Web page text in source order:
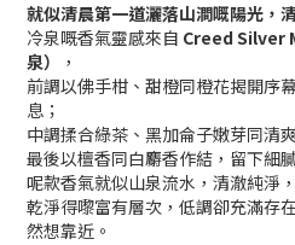
就似清晨第一道灑落山澗嘅陽光，
冷泉嘅香氣靈感來自 Creed Silver
泉）
，
前調以佛手柑、甜橙同橙花揭開序
息；
中調揉合綠茶、黑加侖子嫩芽同清
最後以檀香同白麝香作結，留下細
呢款香氣就似山泉流水，清澈純淨
乾淨得嚟富有層次，低調卻充滿存
然想靠近。